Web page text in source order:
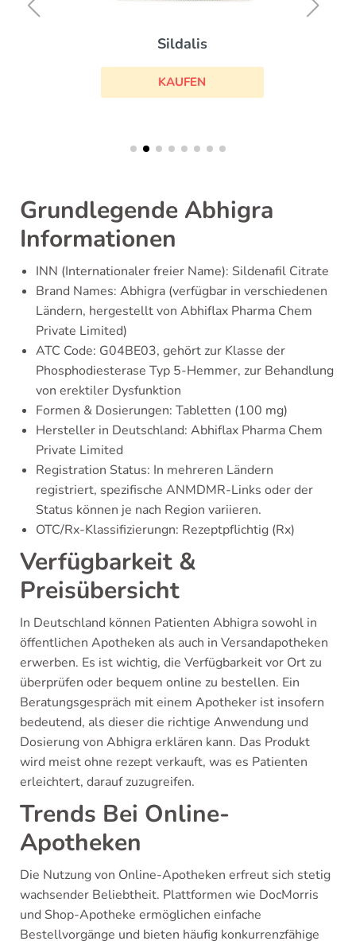
Sildalis
KAUFEN
Grundlegende Abhigra
Informationen
INN (Internationaler freier Name): Sildenafil Citrate
Brand Names: Abhigra (verfügbar in verschiedenen
Ländern, hergestellt von Abhiflax Pharma Chem
Private Limited)
ATC Code: G04BE03, gehört zur Klasse der
Phosphodiesterase Typ 5-Hemmer, zur Behandlung
von erektiler Dysfunktion
Formen & Dosierungen: Tabletten (100 mg)
Hersteller in Deutschland: Abhiflax Pharma Chem
Private Limited
Registration Status: In mehreren Ländern
registriert, spezifische ANMDMR-Links oder der
Status können je nach Region variieren.
OTC/Rx-Klassifizierungn: Rezeptpflichtig (Rx)
Verfügbarkeit &
Preisübersicht
In Deutschland können Patienten Abhigra sowohl in
öffentlichen Apotheken als auch in Versandapotheken
erwerben. Es ist wichtig, die Verfügbarkeit vor Ort zu
überprüfen oder bequem online zu bestellen. Ein
Beratungsgespräch mit einem Apotheker ist insofern
bedeutend, als dieser die richtige Anwendung und
Dosierung von Abhigra erklären kann. Das Produkt
wird meist ohne rezept verkauft, was es Patienten
erleichtert, darauf zuzugreifen.
Trends Bei Online-
Apotheken
Die Nutzung von Online-Apotheken erfreut sich stetig
wachsender Beliebtheit. Plattformen wie DocMorris
und Shop-Apotheke ermöglichen einfache
Bestellvorgänge und bieten häufig konkurrenzfähige